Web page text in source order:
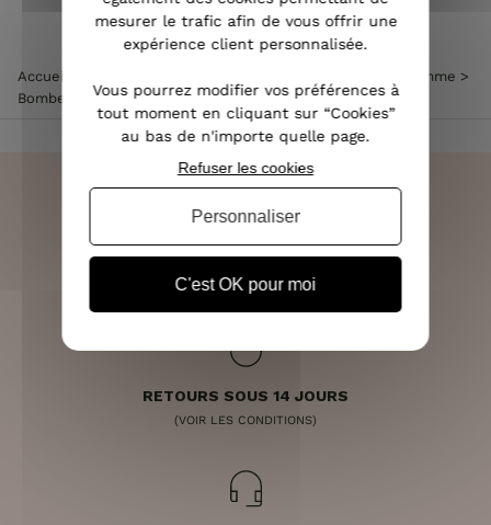
Accueil Bombers femme >
Bombers femme noir feuillage vert fleurs blanches doré
LIVRAISON RAPIDE
OFFERTE DÈS 70€
RETOURS SOUS 14 JOURS
(VOIR LES CONDITIONS)
mesurer le trafic afin de vous offrir une
expérience client personnalisée.
Vous pourrez modifier vos préférences à
tout moment en cliquant sur “Cookies”
au bas de n'importe quelle page.
C'est OK pour moi
Refuser les cookies
Personnaliser